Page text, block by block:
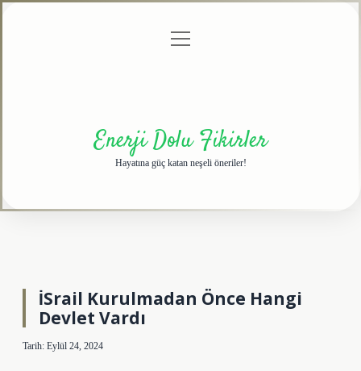
menüyü
Enerji Dolu Fikirler
Hayatına güç katan neşeli öneriler!
İSrail Kurulmadan Önce Hangi
Devlet Vardı
Tarih: Eylül 24, 2024